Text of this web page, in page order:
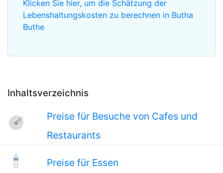
Inhaltsverzeichnis
Preise für Besuche von Cafes und
Restaurants
Preise für Essen
Klicken Sie hier, um die Schätzung der
Lebenshaltungskosten zu berechnen in Butha
Buthe